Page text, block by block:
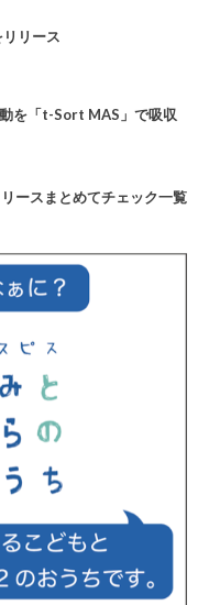
リース
を「t-Sort MAS」で吸収
ースまとめてチェック一覧